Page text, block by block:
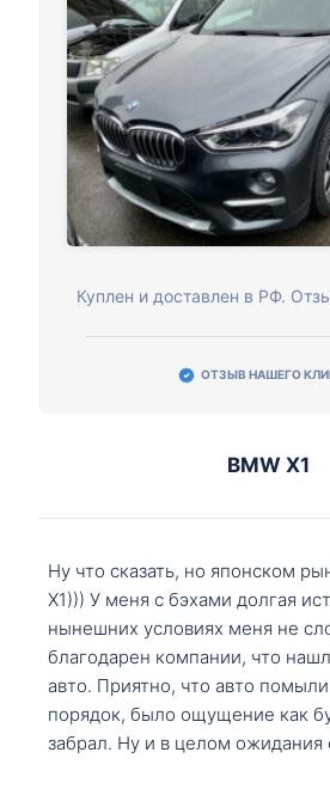
Куплен и доставлен в РФ.
ОТЗЫВ НАШЕГО
BMW X1
Ну что сказать, но японском
X1))) У меня с бэхами долгая
нынешних условиях меня не
благодарен компании, что
авто. Приятно, что авто
порядок, было ощущение как
забрал. Ну и в целом ожидания